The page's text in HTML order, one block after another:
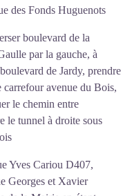
des Fonds Huguenots
boulevard de la
par la gauche, à
de Jardy, prendre
carrefour avenue du Bois,
le chemin entre
le tunnel à droite sous
Yves Cariou D407,
Georges et Xavier